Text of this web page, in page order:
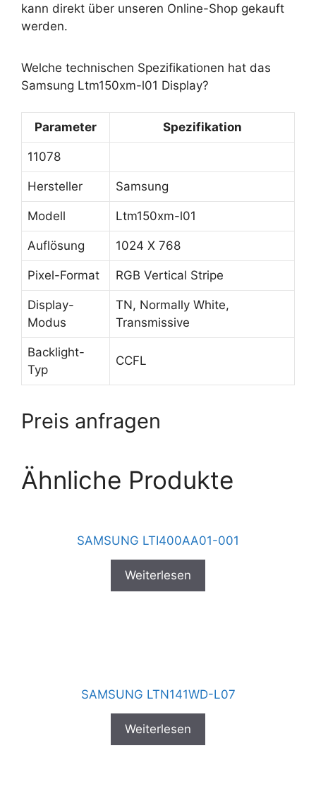
kann direkt über unseren Online-Shop gekauft
werden.
Welche technischen Spezifikationen hat das
Samsung Ltm150xm-l01 Display?
Parameter Spezifikation
11078
Hersteller Samsung
Modell Ltm150xm-l01
Auflösung 1024 X 768
Pixel-Format RGB Vertical Stripe
Display-
Modus
TN, Normally White,
Transmissive
Backlight-
Typ
CCFL
Preis anfragen
Ähnliche Produkte
SAMSUNG LTI400AA01-001
Weiterlesen
SAMSUNG LTN141WD-L07
Weiterlesen